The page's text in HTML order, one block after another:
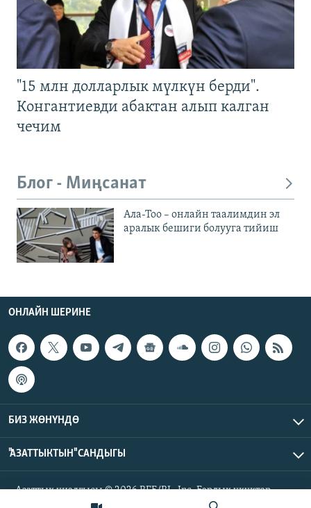
"15 млн долларлык мүлкүн берди".
Конгантиевди абактан алып калган
чечим
Блог - Миңсанат
Ала-Тоо – онлайн таалимдин эл
аралык бешиги болууга тийиш
ОНЛАЙН ШЕРИНЕ
БИЗ ЖӨНҮНДӨ
"АЗАТТЫКТЫН" САНДЫГЫ
Азаттык үналгысы © 2026 RFE/RL, Inc. Бардык укуктар